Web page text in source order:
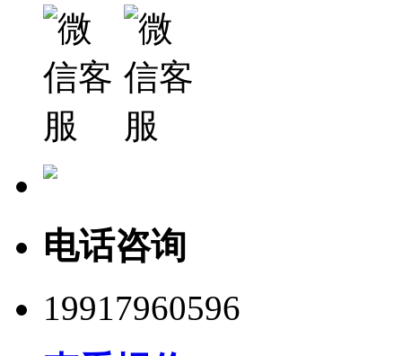
电话咨询
19917960596